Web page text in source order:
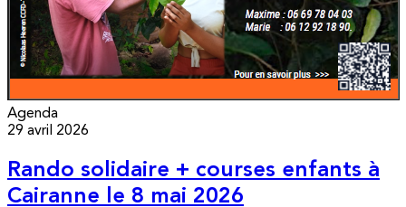
Agenda
29 avril 2026
Rando solidaire + courses enfants à
Cairanne le 8 mai 2026